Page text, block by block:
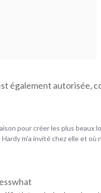
également autorisée,
pour créer les plus beaux
m'a invité chez elle et